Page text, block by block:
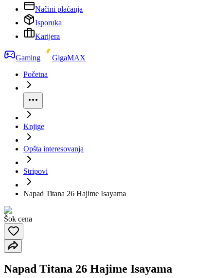
Načini plaćanja
Isporuka
Karijera
Gaming
GigaMAX
Početna
Knjige
Opšta interesovanja
Stripovi
Napad Titana 26 Hajime Isayama
Šok cena
Napad Titana 26 Hajime Isayama